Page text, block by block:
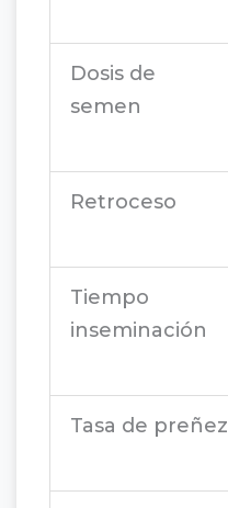
Dosis de
semen
Retroceso
Tiempo
inseminación
Tasa de preñez